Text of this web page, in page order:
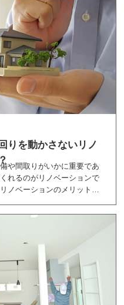
りを動かさないリノ
や間取りがいかに重要であ
れるのがリノベーションで
ノベーションのメリット